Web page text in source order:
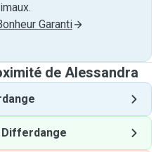
Garanti
de Alessandra
Differdange